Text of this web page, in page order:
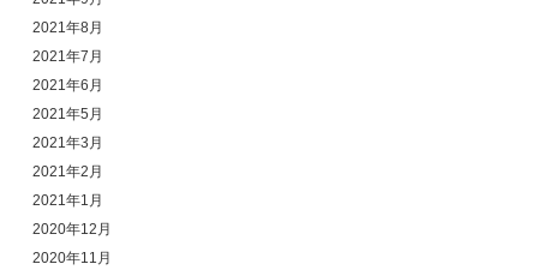
2021年8月
2021年7月
2021年6月
2021年5月
2021年3月
2021年2月
2021年1月
2020年12月
2020年11月